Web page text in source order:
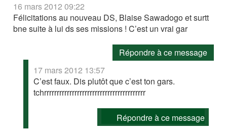
16 mars 2012 09:22
Félicitations au nouveau DS, Blaise Sawadogo et surtt
bne suite à lui ds ses missions ! C’est un vrai gar
Répondre à ce message
17 mars 2012 13:57
C’est faux. Dis plutôt que c’est ton gars.
tchrrrrrrrrrrrrrrrrrrrrrrrrrrrrrrrrrrrrrrrr
Répondre à ce message